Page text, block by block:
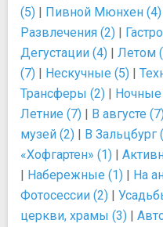
(5) | Пивной Мюнхен (4)
Развлечения (2) |
Дегустации (4) | Летом
(7) | Нескучные (5) |
Трансферы (2) | Ночные
Летние (7) | В августе
музей (2) | В Зальцбург
«Хофгартен» (1) |
| Набережные (1) | На
Фотосессии (2) |
церкви, храмы (3) |